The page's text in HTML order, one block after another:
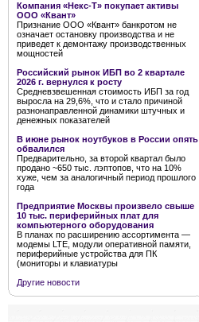
Компания «Некс-Т» покупает активы
ООО «Квант»
Признание ООО «Квант» банкротом не
означает остановку производства и не
приведет к демонтажу производственных
мощностей
Российский рынок ИБП во 2 квартале
2026 г. вернулся к росту
Средневзвешенная стоимость ИБП за год
выросла на 29,6%, что и стало причиной
разнонаправленной динамики штучных и
денежных показателей
В июне рынок ноутбуков в России опять
обвалился
Предварительно, за второй квартал было
продано ~650 тыс. лэптопов, что на 10%
хуже, чем за аналогичный период прошлого
года
Предприятие Москвы произвело свыше
10 тыс. периферийных плат для
компьютерного оборудования
В планах по расширению ассортимента —
модемы LTE, модули оперативной памяти,
периферийные устройства для ПК
(мониторы и клавиатуры
Другие новости